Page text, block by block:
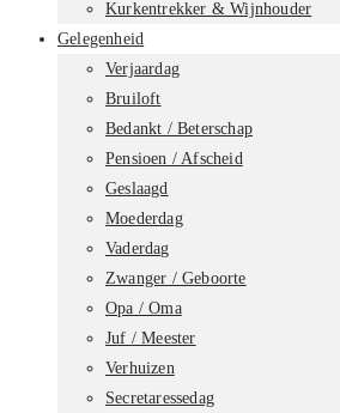
Kurkentrekker & Wijnhouder
Gelegenheid
Verjaardag
Bruiloft
Bedankt / Beterschap
Pensioen / Afscheid
Geslaagd
Moederdag
Vaderdag
Zwanger / Geboorte
Opa / Oma
Juf / Meester
Verhuizen
Secretaressedag